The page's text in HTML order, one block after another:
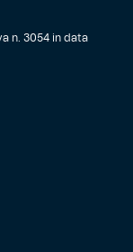
n. 3054 in data